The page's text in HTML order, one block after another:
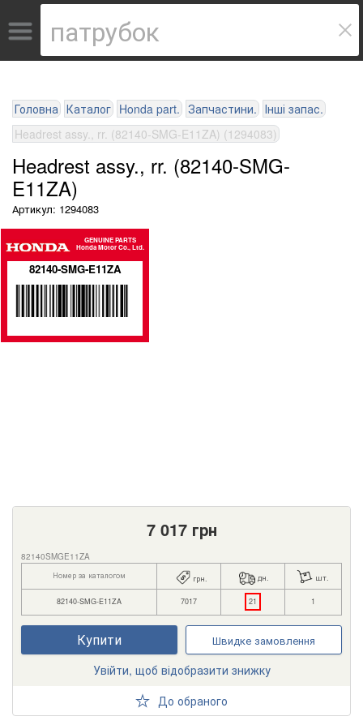
Головна Каталог Honda part. Запчастини. Інші запас.
Headrest assy., rr. (82140-SMG-E11ZA) (1294083)
Headrest assy., rr. (82140-SMG-
E11ZA)
Артикул: 1294083
GENUINE PARTS
Honda Motor Co., Ltd.
82140-SMG-E11ZA
7 017грн
82140SMGE11ZA
Номер за каталогом грн. дн. шт.
82140-SMG-E11ZA 7017 21 1
Купити Швидке замовлення
Увійти, щоб відобразити знижку
До обраного